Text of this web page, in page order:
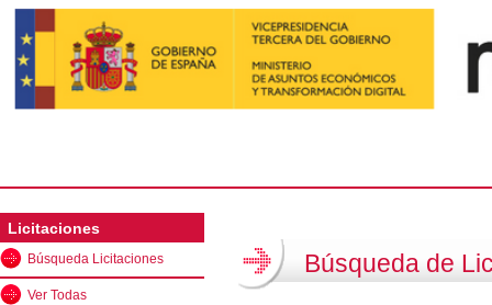
Licitaciones
Búsqueda Licitaciones
Ver Todas
Búsqueda de